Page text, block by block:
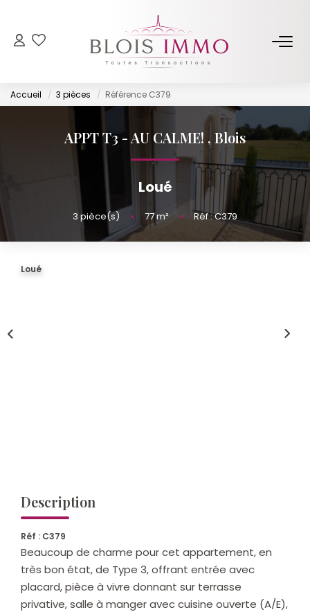
NOS BIENS
Acheter
Biens Vendus Et Loués
ESTIMER
Accueil 3 pièces Référence C379
APPT T3 - AU CALME! , Blois
Loué
3 pièce(s) • 77m² • Réf : C379
Loué
Description
Réf : C379
Beaucoup de charme pour cet appartement, en
très bon état, de Type 3, offrant entrée avec
placard, pièce à vivre donnant sur terrasse
privative, salle à manger avec cuisine ouverte (A/E),